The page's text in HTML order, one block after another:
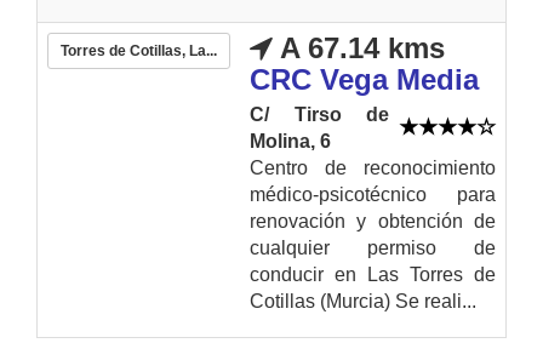
Torres de Cotillas, La...
A 67.14 kms
CRC Vega Media
C/ Tirso de
Molina, 6
Centro de reconocimiento
médico-psicotécnico para
renovación y obtención de
cualquier permiso de
conducir en Las Torres de
Cotillas (Murcia) Se reali...